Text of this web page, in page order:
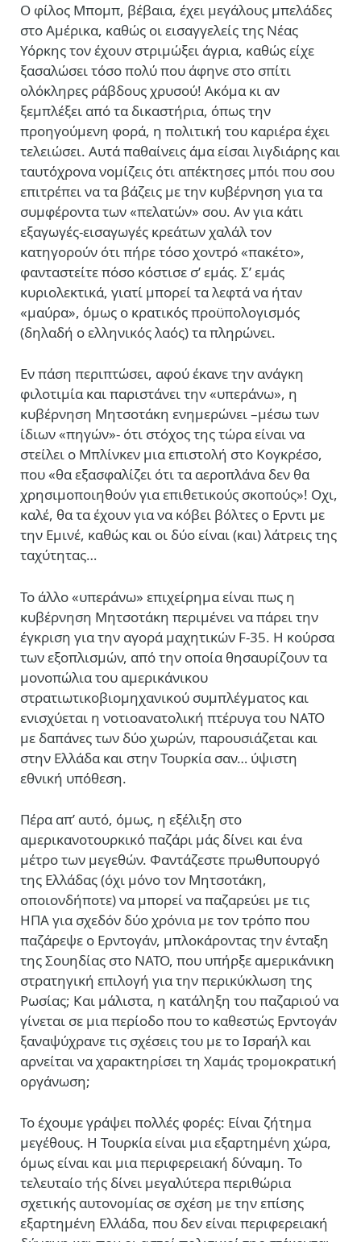
Ο φίλος Μπομπ, βέβαια, έχει μεγάλους μπελάδες
στο Αμέρικα, καθώς οι εισαγγελείς της Νέας
Υόρκης τον έχουν στριμώξει άγρια, καθώς είχε
ξασαλώσει τόσο πολύ που άφηνε στο σπίτι
ολόκληρες ράβδους χρυσού! Ακόμα κι αν
ξεμπλέξει από τα δικαστήρια, όπως την
προηγούμενη φορά, η πολιτική του καριέρα έχει
τελειώσει. Αυτά παθαίνεις άμα είσαι λιγδιάρης και
ταυτόχρονα νομίζεις ότι απέκτησες μπόι που σου
επιτρέπει να τα βάζεις με την κυβέρνηση για τα
συμφέροντα των «πελατών» σου. Αν για κάτι
εξαγωγές-εισαγωγές κρεάτων χαλάλ τον
κατηγορούν ότι πήρε τόσο χοντρό «πακέτο»,
φανταστείτε πόσο κόστισε σ’ εμάς. Σ’ εμάς
κυριολεκτικά, γιατί μπορεί τα λεφτά να ήταν
«μαύρα», όμως ο κρατικός προϋπολογισμός
(δηλαδή ο ελληνικός λαός) τα πληρώνει.
Εν πάση περιπτώσει, αφού έκανε την ανάγκη
φιλοτιμία και παριστάνει την «υπεράνω», η
κυβέρνηση Μητσοτάκη ενημερώνει –μέσω των
ίδιων «πηγών»- ότι στόχος της τώρα είναι να
στείλει ο Μπλίνκεν μια επιστολή στο Κογκρέσο,
που «θα εξασφαλίζει ότι τα αεροπλάνα δεν θα
χρησιμοποιηθούν για επιθετικούς σκοπούς»! Οχι,
καλέ, θα τα έχουν για να κόβει βόλτες ο Ερντι με
την Εμινέ, καθώς και οι δύο είναι (και) λάτρεις της
ταχύτητας…
Το άλλο «υπεράνω» επιχείρημα είναι πως η
κυβέρνηση Μητσοτάκη περιμένει να πάρει την
έγκριση για την αγορά μαχητικών F-35. Η κούρσα
των εξοπλισμών, από την οποία θησαυρίζουν τα
μονοπώλια του αμερικάνικου
στρατιωτικοβιομηχανικού συμπλέγματος και
ενισχύεται η νοτιοανατολική πτέρυγα του ΝΑΤΟ
με δαπάνες των δύο χωρών, παρουσιάζεται και
στην Ελλάδα και στην Τουρκία σαν… ύψιστη
εθνική υπόθεση.
Πέρα απ’ αυτό, όμως, η εξέλιξη στο
αμερικανοτουρκικό παζάρι μάς δίνει και ένα
μέτρο των μεγεθών. Φαντάζεστε πρωθυπουργό
της Ελλάδας (όχι μόνο τον Μητσοτάκη,
οποιονδήποτε) να μπορεί να παζαρεύει με τις
ΗΠΑ για σχεδόν δύο χρόνια με τον τρόπο που
παζάρεψε ο Ερντογάν, μπλοκάροντας την ένταξη
της Σουηδίας στο ΝΑΤΟ, που υπήρξε αμερικάνικη
στρατηγική επιλογή για την περικύκλωση της
Ρωσίας; Και μάλιστα, η κατάληξη του παζαριού να
γίνεται σε μια περίοδο που το καθεστώς Ερντογάν
ξαναψύχρανε τις σχέσεις του με το Ισραήλ και
αρνείται να χαρακτηρίσει τη Χαμάς τρομοκρατική
οργάνωση;
Το έχουμε γράψει πολλές φορές: Είναι ζήτημα
μεγέθους. Η Τουρκία είναι μια εξαρτημένη χώρα,
όμως είναι και μια περιφερειακή δύναμη. Το
τελευταίο τής δίνει μεγαλύτερα περιθώρια
σχετικής αυτονομίας σε σχέση με την επίσης
εξαρτημένη Ελλάδα, που δεν είναι περιφερειακή